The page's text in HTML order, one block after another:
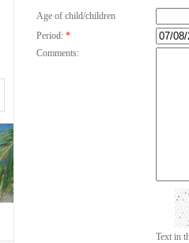
Age of child/children
Period: *
Comments:
Text in